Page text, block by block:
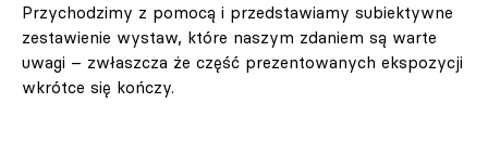
Przychodzimy z pomocą i przedstawiamy subiektywne
zestawienie wystaw, które naszym zdaniem są warte
uwagi – zwłaszcza że część prezentowanych ekspozycji
wkrótce się kończy.